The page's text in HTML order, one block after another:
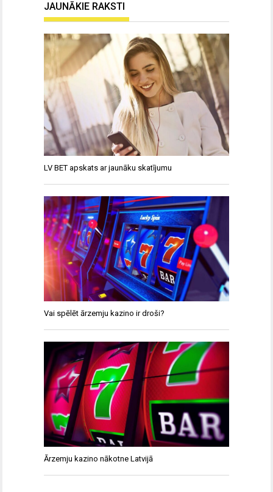
JAUNĀKIE RAKSTI
LV BET apskats ar jaunāku skatījumu
Vai spēlēt ārzemju kazino ir droši?
Ārzemju kazino nākotne Latvijā